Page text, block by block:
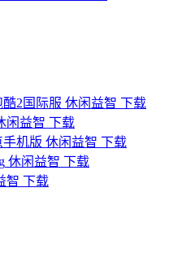
2国际服 休闲益智 下载
闲益智 下载
手机版 休闲益智 下载
休闲益智 下载
智 下载